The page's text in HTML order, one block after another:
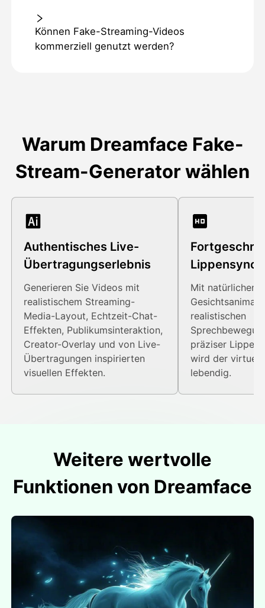
Können Fake-Streaming-Videos
kommerziell genutzt werden?
Warum Dreamface Fake-
Stream-Generator wählen
Authentisches Live-
Übertragungserlebnis
Generieren Sie Videos mit
realistischem Streaming-
Media-Layout, Echtzeit-Chat-
Effekten, Publikumsinteraktion,
Creator-Overlay und von Live-
Übertragungen inspirierten
visuellen Effekten.
Mit natürlichen
realistischen
präziser
wird der
lebendig.
Weitere wertvolle
Funktionen von Dreamface